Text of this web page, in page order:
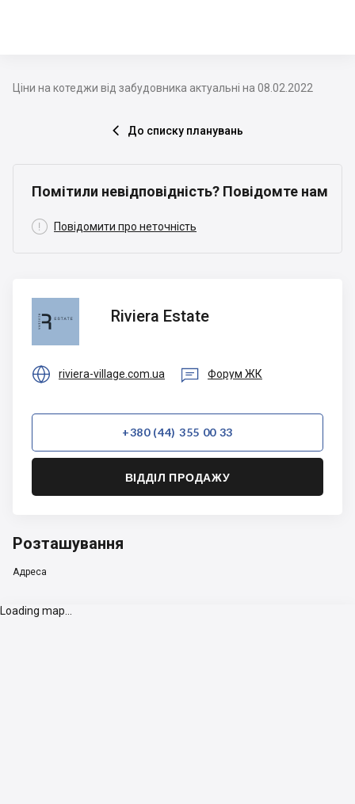
Ціни на котеджи від забудовника актуальні на 08.02.2022
 До списку планувань
Помітили невідповідність? Повідомте нам
 Повідомити про неточність
Estate
Riviera Estate
 riviera-village.com.ua  Форум ЖК
+380 (44) 355 00 33
ВІДДІЛ ПРОДАЖУ
Розташування
Адреса
Loading map...